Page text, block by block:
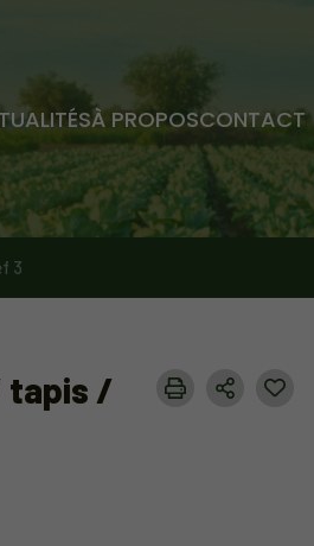
À PROPOSCONTACT
3
tapis /